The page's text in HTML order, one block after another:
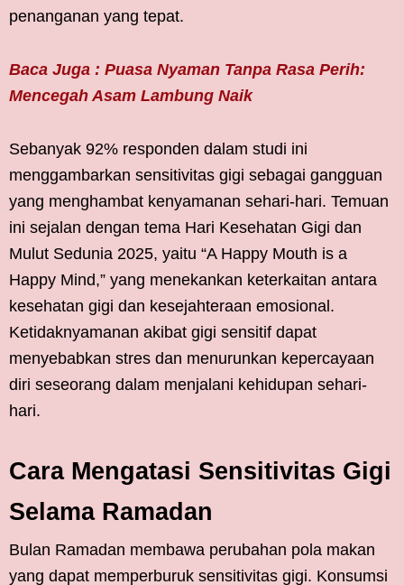
penanganan yang tepat.
Baca Juga : Puasa Nyaman Tanpa Rasa Perih:
Mencegah Asam Lambung Naik
Sebanyak 92% responden dalam studi ini
menggambarkan sensitivitas gigi sebagai gangguan
yang menghambat kenyamanan sehari-hari. Temuan
ini sejalan dengan tema Hari Kesehatan Gigi dan
Mulut Sedunia 2025, yaitu “A Happy Mouth is a
Happy Mind,” yang menekankan keterkaitan antara
kesehatan gigi dan kesejahteraan emosional.
Ketidaknyamanan akibat gigi sensitif dapat
menyebabkan stres dan menurunkan kepercayaan
diri seseorang dalam menjalani kehidupan sehari-
hari.
Cara Mengatasi Sensitivitas Gigi
Selama Ramadan
Bulan Ramadan membawa perubahan pola makan
yang dapat memperburuk sensitivitas gigi. Konsumsi